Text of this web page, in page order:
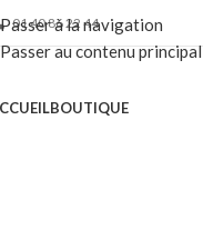
Passer à la navigation
Passer au contenu principal
01 40 86 22 44
BOUTIQUE